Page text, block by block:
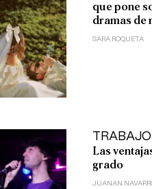
que pone
dramas de
SARA ROQUETA
TRABAJO
Las
grado
JUANAN